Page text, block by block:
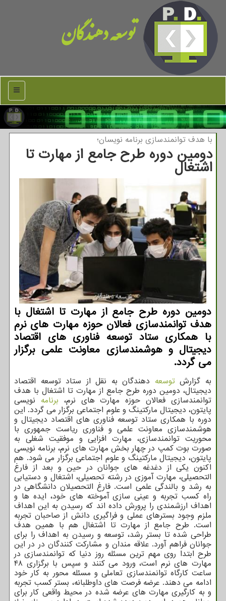
توسعه دهندگان
منو
با هدف توانمندسازی برنامه نویسان؛
دومین دوره طرح جامع از مهارت تا
اشتغال
دومین دوره طرح جامع از مهارت تا اشتغال با
هدف توانمندسازی فعالان حوزه مهارت های نرم
با همکاری ستاد توسعه فناوری های اقتصاد
دیجیتال و هوشمندسازی معاونت علمی برگزار
می گردد.
به گزارشتوسعه دهندگان به نقل از ستاد توسعه اقتصاد
دیجیتال، دومین دوره طرح جامع از مهارت تا اشتغال با هدف
توانمندسازی فعالان حوزه مهارت های نرم، برنامه نویسی
پایتون، دیجیتال مارکتینگ و علوم اجتماعی برگزار می گردد. این
دوره با همکاری ستاد توسعه فناوری های اقتصاد دیجیتال و
هوشمندسازی معاونت علمی و فناوری ریاست جمهوری با
محوریت توانمندسازی، مهارت افزایی و موفقیت شغلی به
صورت بوت کمپ در چهار بخش مهارت های نرم، برنامه نویسی
پایتون، دیجیتال مارکتینگ و علوم اجتماعی برگزار می شود. هم
اکنون یکی از دغدغه های جوانان در حین و بعد از فارغ
التحصیلی، مهارت آموزی در رشته تحصیلی، اشتغال و دستیابی
به رشد و بالندگی علمی است. فارغ التحصیلان دانشگاهی در
راه کسب تجربه و عینی سازی آموخته های خود، ایده ها و
اهداف ارزشمندی را پرورش داده اند که رسیدن به این اهداف
ملزم وجود بسترهای عملی و فراگیری دانش از صاحبان تجربه
است. طرح جامع از مهارت تا اشتغال هم با همین هدف
طراحی شده تا بستر رشد، توسعه و رسیدن به اهداف را برای
جوانان فراهم آورد. علاقه مندان و مشارکت کنندگان در در این
طرح ابتدا روی مهم ترین مسئله روز دنیا که توانمندسازی در
مهارت های نرم است، ورود می کنند و سپس با برگزاری ۴۸
ساعت کارگاه توانمندسازی تعاملی و مسئله محور به کار خود
ادامه می دهند. عرضه فرصت های داوطلبانه، بستر کسب تجربه
و به کارگیری مهارت های عرضه شده در محیط واقعی کار برای